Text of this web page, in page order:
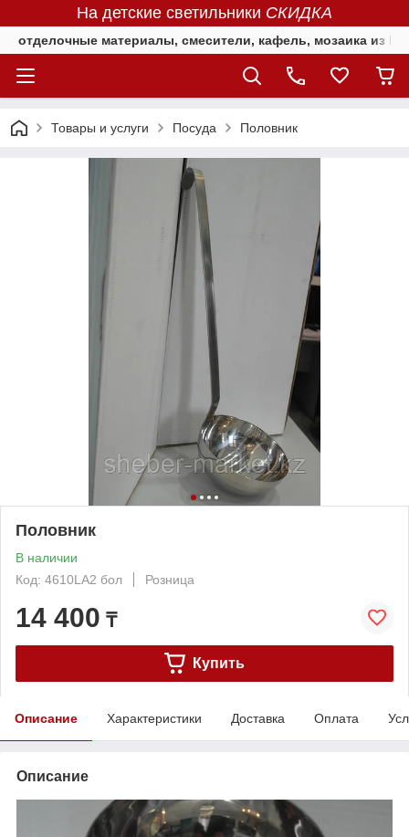
На детские светильники СКИДКА
отделочные материалы, смесители, кафель, мозаика из
Товары и услуги Посуда Половник
Половник
В наличии
Код: 4610LA2 бол
Розница
14 400 ₸
Купить
Описание Характеристики Доставка Оплата
Описание